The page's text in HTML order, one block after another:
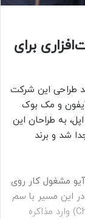
برای
طراحی این شرکت
آیفون و مک بوک
به طراحان این
در سال ۲۰۱۹ از اپل جدا شد و برند
مشغول کار روی
این مسیر با سم
، مدیرعامل OpenAI (شرکت خالق ChatGPT) وارد مذاکره